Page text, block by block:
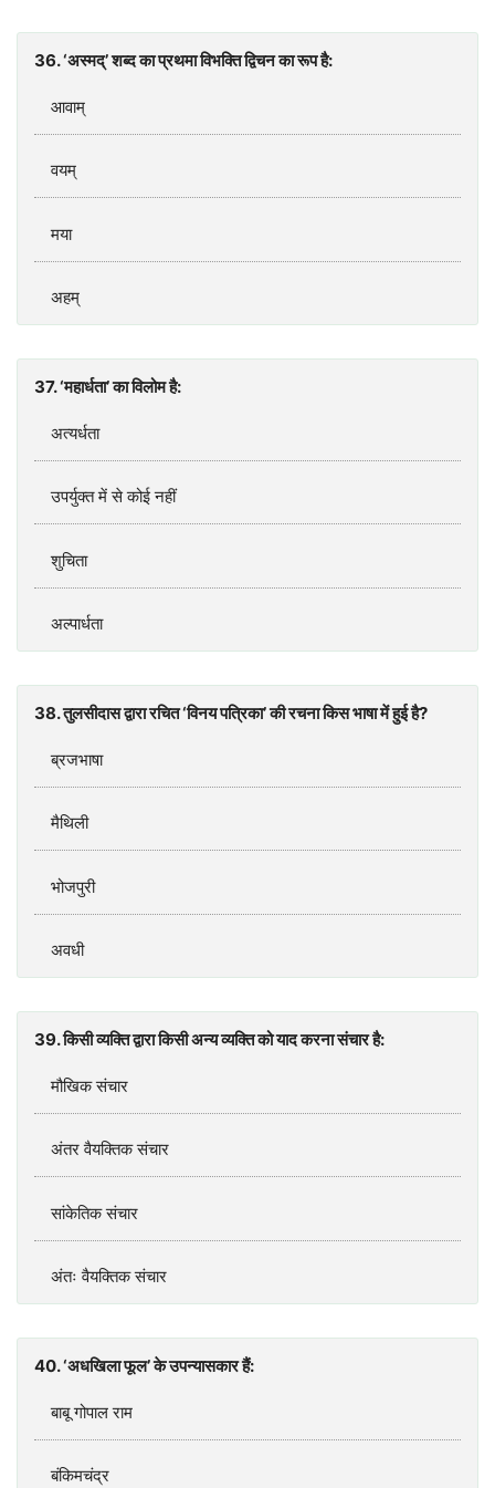
36. ‘अस्मद्’ शब्द का प्रथमा विभक्ति द्विचन का रूप है:
आवाम्‌
वयम्‌
मया
अहम्
37. ‘महार्धता’ का विलोम है:
अत्यर्धता
उपर्युक्त में से कोई नहीं
शुचिता
अल्पार्धता
38. तुलसीदास द्वारा रचित ‘विनय पत्रिका’ की रचना किस भाषा में हुई है?
ब्रजभाषा
मैथिली
भोजपुरी
अवधी
39. किसी व्यक्ति द्वारा किसी अन्य व्यक्ति को याद करना संचार है:
मौखिक संचार
अंतर वैयक्तिक संचार
सांकेतिक संचार
अंतः वैयक्तिक संचार
40. ‘अधखिला फूल’ के उपन्यासकार हैं:
बाबू गोपाल राम
बंकिमचंद्र